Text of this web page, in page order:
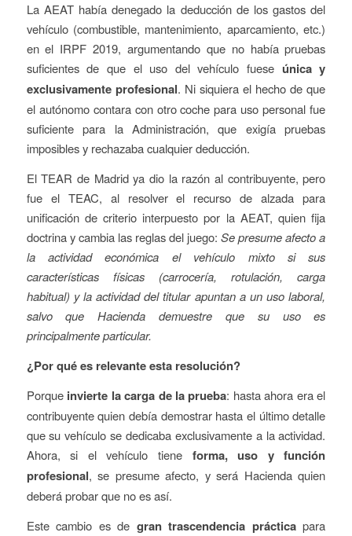
La AEAT había denegado la deducción de los gastos del
vehículo (combustible, mantenimiento, aparcamiento, etc.)
en el IRPF 2019, argumentando que no había pruebas
suficientes de que el uso del vehículo fuese única y
exclusivamente profesional. Ni siquiera el hecho de que
el autónomo contara con otro coche para uso personal fue
suficiente para la Administración, que exigía pruebas
imposibles y rechazaba cualquier deducción.
El TEAR de Madrid ya dio la razón al contribuyente, pero
fue el TEAC, al resolver el recurso de alzada para
unificación de criterio interpuesto por la AEAT, quien fija
doctrina y cambia las reglas del juego:Se presume afecto a
la actividad económica el vehículo mixto si sus
características físicas (carrocería, rotulación, carga
habitual) y la actividad del titular apuntan a un uso laboral,
salvo que Hacienda demuestre que su uso es
principalmente particular.
¿Por qué es relevante esta resolución?
Porque invierte la carga de la prueba: hasta ahora era el
contribuyente quien debía demostrar hasta el último detalle
que su vehículo se dedicaba exclusivamente a la actividad.
Ahora, si el vehículo tiene forma, uso y función
profesional, se presume afecto, y será Hacienda quien
deberá probar que no es así.
Este cambio es de gran trascendencia prácticapara